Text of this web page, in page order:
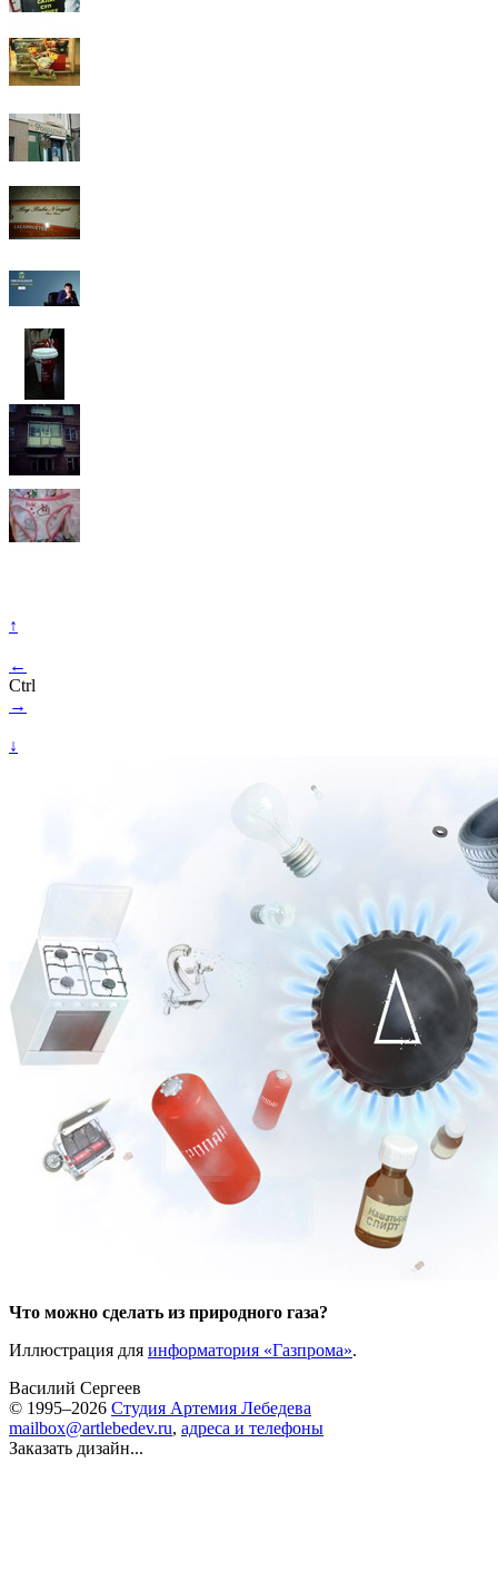
↑
←
Ctrl
→
↓
Что можно сделать из природного газа?
Иллюстрация для информатория «Газпрома».
Василий Сергеев
© 1995–2026 Студия Артемия Лебедева
mailbox@artlebedev.ru, адреса и телефоны
Заказать дизайн...